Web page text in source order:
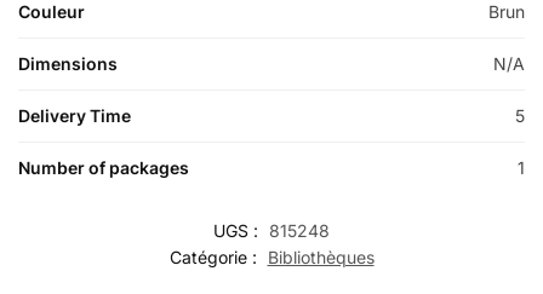
Couleur Brun
Dimensions N/A
Delivery Time 5
Number of packages 1
UGS :
815248
Catégorie :
Bibliothèques